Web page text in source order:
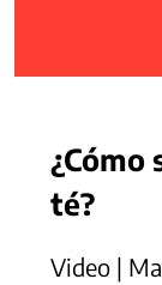
¿Cómo
té?
Video |